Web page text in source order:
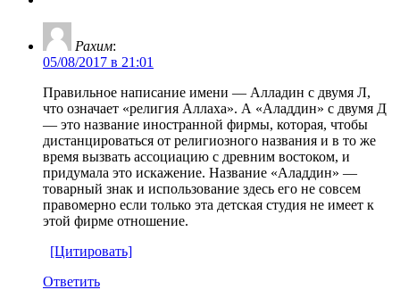
Рахим:
05/08/2017 в 21:01
Правильное написание имени — Алладин с двумя Л,
что означает «религия Аллаха». А «Аладдин» с двумя Д
— это название иностранной фирмы, которая, чтобы
дистанцироваться от религиозного названия и в то же
время вызвать ассоциацию с древним востоком, и
придумала это искажение. Название «Аладдин» —
товарный знак и использование здесь его не совсем
правомерно если только эта детская студия не имеет к
этой фирме отношение.
[Цитировать]
Ответить